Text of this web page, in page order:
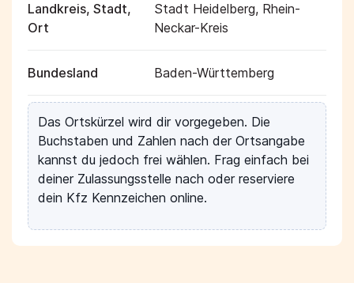
Landkreis, Stadt,
Ort
Stadt Heidelberg, Rhein-
Neckar-Kreis
Bundesland Baden-Württemberg
Das Ortskürzel wird dir vorgegeben. Die
Buchstaben und Zahlen nach der Ortsangabe
kannst du jedoch frei wählen. Frag einfach bei
deiner Zulassungsstelle nach oder reserviere
dein Kfz Kennzeichen online.